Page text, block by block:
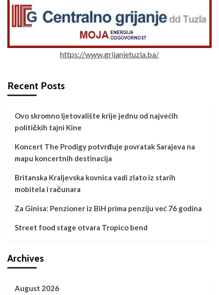
https://www.grijanjetuzla.ba/
Recent Posts
Ovo skromno ljetovalište krije jednu od najvećih
političkih tajni Kine
Koncert The Prodigy potvrđuje povratak Sarajeva na
mapu koncertnih destinacija
Britanska Kraljevska kovnica vadi zlato iz starih
mobitela i računara
Za Ginisa: Penzioner iz BiH prima penziju već 76 godina
Street food stage otvara Tropico bend
Archives
August 2026